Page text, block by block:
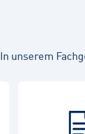
In unserem